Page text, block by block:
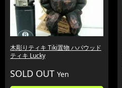
木彫りティキ Tiki置物 ハパウッド
ティキ Lucky
SOLD OUT Yen